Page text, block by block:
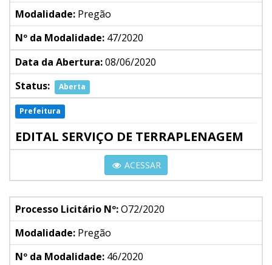
Modalidade: Pregão
Nº da Modalidade: 47/2020
Data da Abertura:08/06/2020
Status:
Aberta
Prefeitura
EDITAL SERVIÇO DE TERRAPLENAGEM
ACESSAR
Processo Licitário Nº:O72/2020
Modalidade: Pregão
Nº da Modalidade: 46/2020